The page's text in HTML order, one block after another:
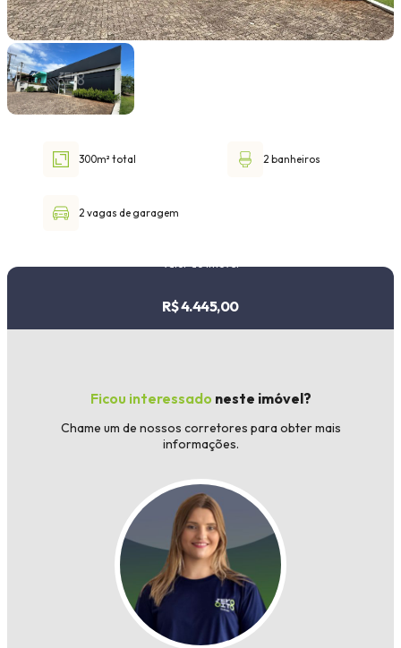
Faixa de valor
300m² total 2 banheiros
2 vagas de garagem
R$ 4.445,00
Ficou interessado neste imóvel?
Chame um de nossos corretores para obter mais
informações.